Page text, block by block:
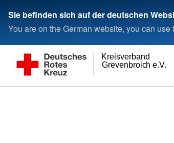
Sie befinden sich auf der deutschen
You are on the German website, you can
Grevenbroich e.V.
Kreisverband